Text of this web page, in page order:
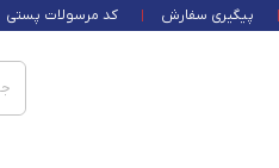
پیگیری سفارش کد مرسولات پستی